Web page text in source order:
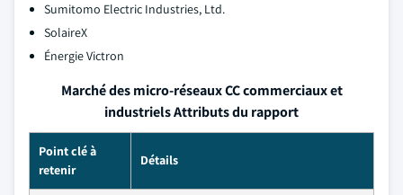
Sumitomo Electric Industries, Ltd.
SolaireX
Énergie Victron
Marché des micro-réseaux CC commerciaux et
industriels Attributs du rapport
Point clé à
retenir
Détails